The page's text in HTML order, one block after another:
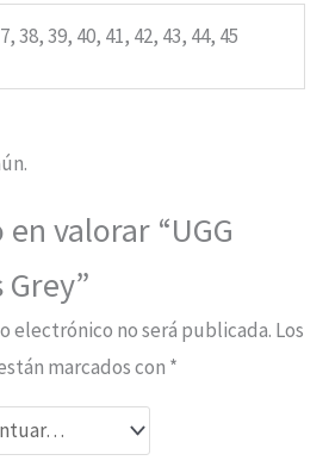
38, 39, 40, 41, 42, 43, 44, 45
valorar “UGG
electrónico no será publicada. Los
marcados con *